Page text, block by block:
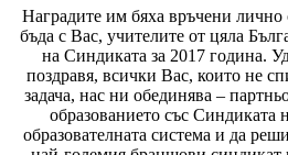
Наградите им бяха връчени лично
бъда с Вас, учителите от цяла
на Синдиката за 2017 година.
поздравя, всички Вас, които не
задача, нас ни обединява –
образованието със Синдиката
образователната система и да